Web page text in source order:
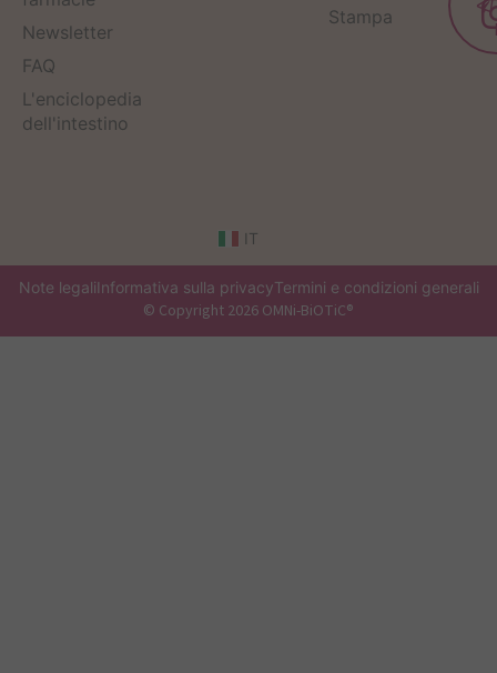
Newsletter
FAQ
L'enciclopedia
dell'intestino
Stampa
IT
Note legaliInformativa sulla privacyTermini e condizioni generali
© Copyright 2026 OMNi-BiOTiC®